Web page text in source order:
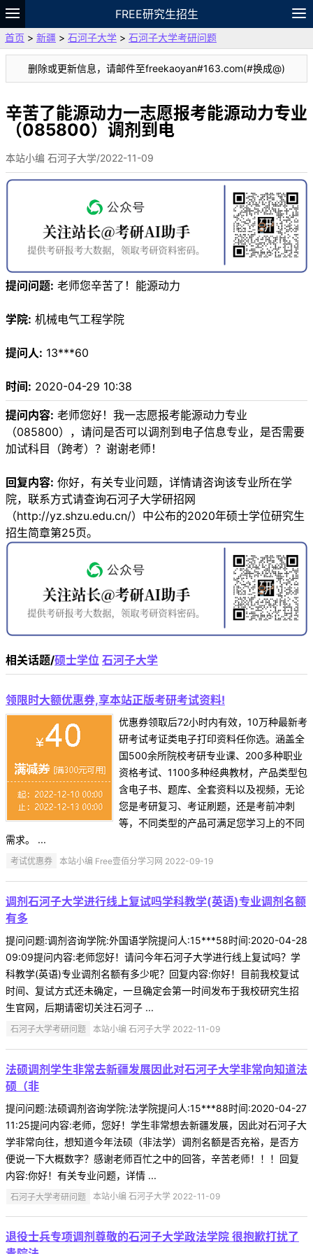
FREE研究生招生
题库
故事 专题 APP 笔记
VIP
资料
首页 > 新疆 > 石河子大学 > 石河子大学考研问题
删除或更新信息，请邮件至freekaoyan#163.com(#换成@)
辛苦了能源动力一志愿报考能源动力专业
（085800）调剂到电
本站小编 石河子大学/2022-11-09
提问问题: 老师您辛苦了！能源动力
学院: 机械电气工程学院
提问人: 13***60
时间: 2020-04-29 10:38
提问内容: 老师您好！我一志愿报考能源动力专业
（085800），请问是否可以调剂到电子信息专业，是否需要
加试科目（跨考）？谢谢老师！
回复内容: 你好，有关专业问题，详情请咨询该专业所在学
院，联系方式请查询石河子大学研招网
（http://yz.shzu.edu.cn/）中公布的2020年硕士学位研究生
招生简章第25页。
相关话题/硕士学位 石河子大学
领限时大额优惠券,享本站正版考研考试资料!
优惠券领取后72小时内有效，10万种最新考
研考试考证类电子打印资料任你选。涵盖全
国500余所院校考研专业课、200多种职业
资格考试、1100多种经典教材，产品类型包
含电子书、题库、全套资料以及视频，无论
您是考研复习、考证刷题，还是考前冲刺
等，不同类型的产品可满足您学习上的不同
需求。 ...
考试优惠券 本站小编 Free壹佰分学习网 2022-09-19
调剂石河子大学进行线上复试吗学科教学(英语)专业调剂名额
有多
提问问题:调剂咨询学院:外国语学院提问人:15***58时间:2020-04-28
09:09提问内容:老师您好！请问今年石河子大学进行线上复试吗？学
科教学(英语)专业调剂名额有多少呢？回复内容:你好！目前我校复试
时间、复试方式还未确定，一旦确定会第一时间发布于我校研究生招
生官网，后期请密切关注石河子 ...
石河子大学考研问题 本站小编 石河子大学 2022-11-09
法硕调剂学生非常去新疆发展因此对石河子大学非常向知道法
硕（非
提问问题:法硕调剂咨询学院:法学院提问人:15***88时间:2020-04-27
11:25提问内容:老师，您好！学生非常想去新疆发展，因此对石河子大
学非常向往，想知道今年法硕（非法学）调剂名额是否充裕，是否方
便说一下大概数字？感谢老师百忙之中的回答，辛苦老师！！！回复
内容:你好！有关专业问题，详情 ...
石河子大学考研问题 本站小编 石河子大学 2022-11-09
退役士兵专项调剂尊敬的石河子大学政法学院 很抱歉打扰了